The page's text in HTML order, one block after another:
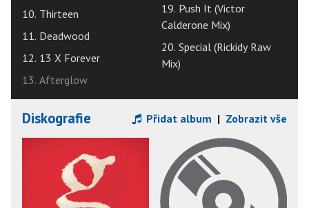
10. Thirteen
11. Deadwood
12. 13 X Forever
13. Afterglow
19. Push It (Victor
Calderone Mix)
20. Special (Rickidy Raw
Mix)
Diskografie Přidat album | Zobrazit vše